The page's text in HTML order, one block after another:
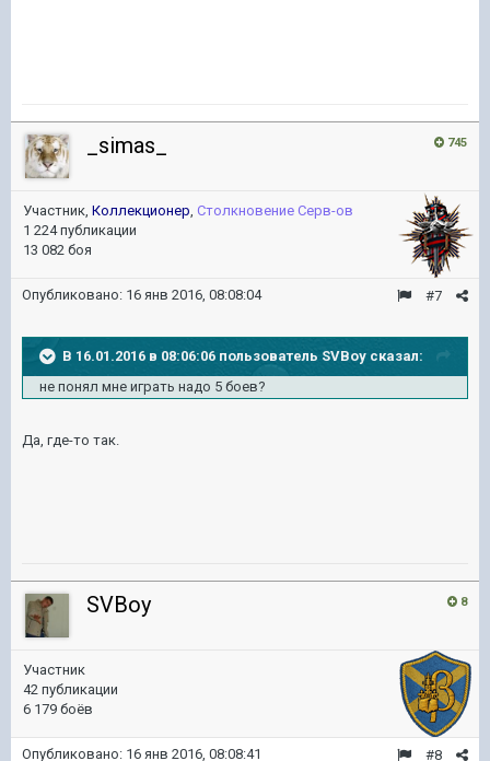
745
_simas_
Участник, Коллекционер, Столкновение Серв-ов
1 224 публикации
13 082 боя
#7
Опубликовано: 16 янв 2016, 08:08:04
В 16.01.2016 в 08:06:06 пользователь SVBoy сказал:
не понял мне играть надо 5 боев?
Да, где-то так.
8
SVBoy
Участник
42 публикации
6 179 боёв
#8
Опубликовано: 16 янв 2016, 08:08:41